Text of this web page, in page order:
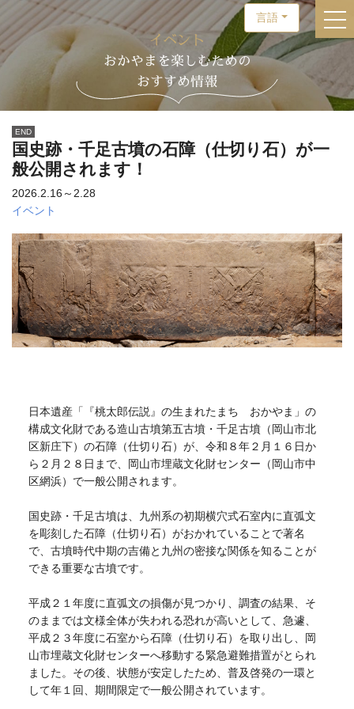
言語
イベント
おかやまを楽しむための
おすすめ情報
END
国史跡・千足古墳の石障（仕切り石）が一
般公開されます！
2026.2.16～2.28
イベント
日本遺産「『桃太郎伝説』の生まれたまち おかやま」の
構成文化財である造山古墳第五古墳・千足古墳（岡山市北
区新庄下）の石障（仕切り石）が、令和８年２月１６日か
ら２月２８日まで、岡山市埋蔵文化財センター（岡山市中
区網浜）で一般公開されます。
国史跡・千足古墳は、九州系の初期横穴式石室内に直弧文
を彫刻した石障（仕切り石）がおかれていることで著名
で、古墳時代中期の吉備と九州の密接な関係を知ることが
できる重要な古墳です。
平成２１年度に直弧文の損傷が見つかり、調査の結果、そ
のままでは文様全体が失われる恐れが高いとして、急遽、
平成２３年度に石室から石障（仕切り石）を取り出し、岡
山市埋蔵文化財センターへ移動する緊急避難措置がとられ
ました。その後、状態が安定したため、普及啓発の一環と
して年１回、期間限定で一般公開されています。